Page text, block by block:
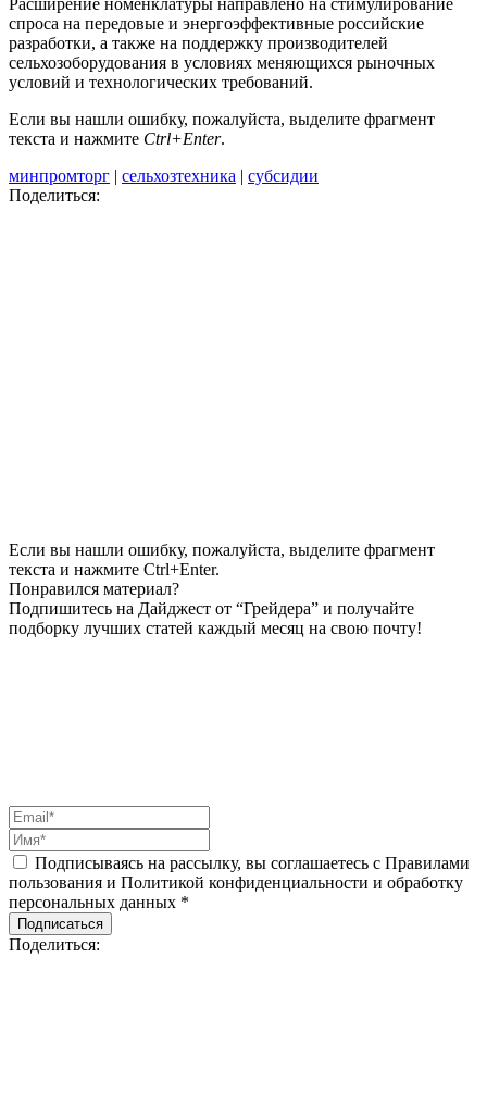
спроса на передовые и энергоэффективные российские
разработки, а также на поддержку производителей
сельхозоборудования в условиях меняющихся рыночных
условий и технологических требований.
Если вы нашли ошибку, пожалуйста, выделите фрагмент
текста и нажмите Ctrl+Enter.
минпромторг | сельхозтехника | субсидии
Поделиться:
Если вы нашли ошибку, пожалуйста, выделите фрагмент
текста и нажмите Ctrl+Enter.
Понравился материал?
Подпишитесь на Дайджест от “Грейдера” и получайте
подборку лучших статей каждый месяц на свою почту!
Подписываясь на рассылку, вы соглашаетесь с Правилами
пользования и Политикой конфиденциальности и обработку
персональных данных *
Подписаться
Поделиться: